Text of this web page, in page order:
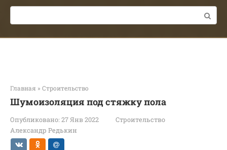
Поиск:
Главная » Строительство
Шумоизоляция под стяжку пола
Опубликовано: 27 Янв 2022
Строительство
Александр Редькин